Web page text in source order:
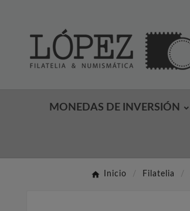
MONEDAS DE INVERSIÓN
Inicio Filatelia